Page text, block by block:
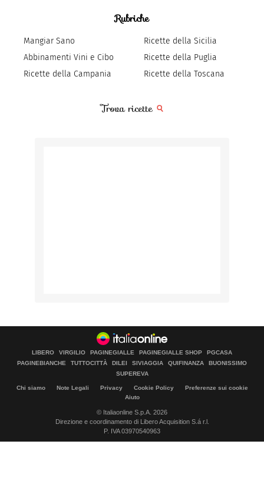
Rubriche
Mangiar Sano
Abbinamenti Vini e Cibo
Ricette della Campania
Ricette della Sicilia
Ricette della Puglia
Ricette della Toscana
Trova ricette
LIBERO VIRGILIO PAGINEGIALLE PAGINEGIALLE SHOP
PGCASA
PAGINEBIANCHE
TUTTOCITTÀ DILEI SIVIAGGIA QUIFINANZA
BUONISSIMO
SUPEREVA
Chi siamo Note Legali Privacy Cookie Policy
Preferenze sui cookie
Aiuto
© Italiaonline S.p.A. 2026
Direzione e coordinamento di Libero Acquisition S.á r.l.
P. IVA 03970540963